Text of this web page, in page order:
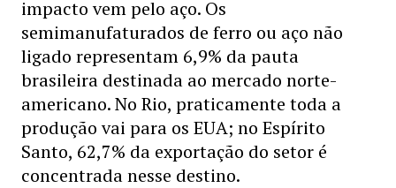
impacto vem pelo aço. Os
semimanufaturados de ferro ou aço não
ligado representam 6,9% da pauta
brasileira destinada ao mercado norte-
americano. No Rio, praticamente toda a
produção vai para os EUA; no Espírito
Santo, 62,7% da exportação do setor é
concentrada nesse destino.